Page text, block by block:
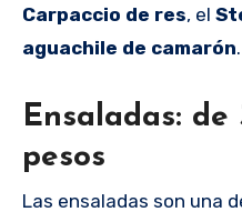
Carpaccio de res, el
aguachile de camarón.
Ensaladas: de
pesos
Las ensaladas son una